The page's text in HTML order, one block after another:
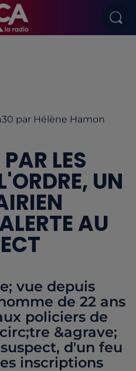
par Hélène Hamon
LES
UN
AU
vue depuis
de 22 ans
policiers de
&agrave;
d'un feu
inscriptions